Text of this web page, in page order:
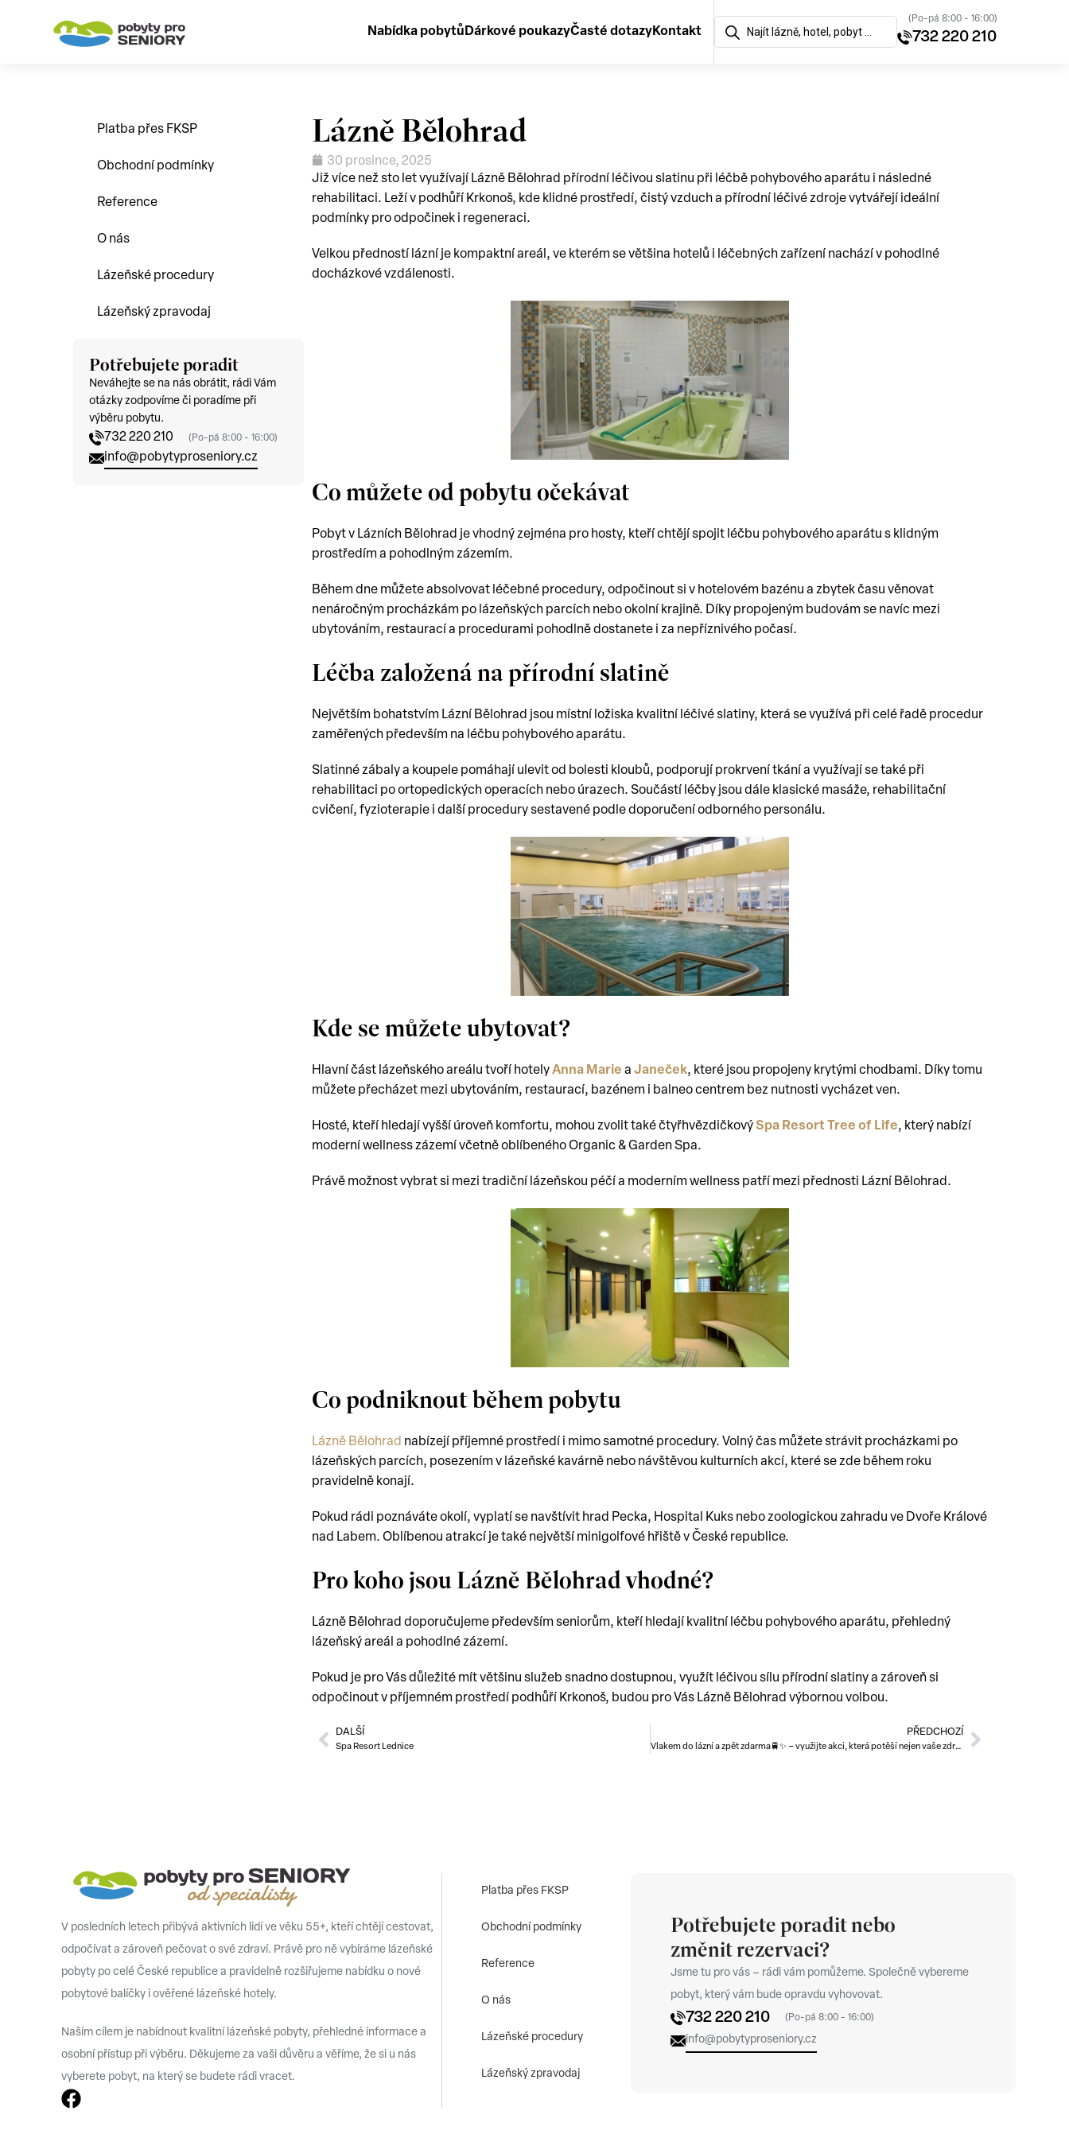
Nabídka pobytů Dárkové poukazyČasté dotazyKontakt
(Po-pá 8:00 - 16:00)
732 220 210
Platba přes FKSP
Obchodní podmínky
Reference
O nás
Lázeňské procedury
Lázeňský zpravodaj
Potřebujete poradit
Neváhejte se na nás obrátit, rádi Vám
otázky zodpovíme či poradíme při
výběru pobytu.
732 220 210 (Po-pá 8:00 - 16:00)
info@pobytyproseniory.cz
Lázně Bělohrad
30 prosince, 2025
Již více než sto let využívají Lázně Bělohrad přírodní léčivou slatinu při léčbě pohybového aparátu i následné
rehabilitaci. Leží v podhůří Krkonoš, kde klidné prostředí, čistý vzduch a přírodní léčivé zdroje vytvářejí ideální
podmínky pro odpočinek i regeneraci.
Velkou předností lázní je kompaktní areál, ve kterém se většina hotelů i léčebných zařízení nachází v pohodlné
docházkové vzdálenosti.
Co můžete od pobytu očekávat
Pobyt v Lázních Bělohrad je vhodný zejména pro hosty, kteří chtějí spojit léčbu pohybového aparátu s klidným
prostředím a pohodlným zázemím.
Během dne můžete absolvovat léčebné procedury, odpočinout si v hotelovém bazénu a zbytek času věnovat
nenáročným procházkám po lázeňských parcích nebo okolní krajině. Díky propojeným budovám se navíc mezi
ubytováním, restaurací a procedurami pohodlně dostanete i za nepříznivého počasí.
Léčba založená na přírodní slatině
Největším bohatstvím Lázní Bělohrad jsou místní ložiska kvalitní léčivé slatiny, která se využívá při celé řadě procedur
zaměřených především na léčbu pohybového aparátu.
Slatinné zábaly a koupele pomáhají ulevit od bolesti kloubů, podporují prokrvení tkání a využívají se také při
rehabilitaci po ortopedických operacích nebo úrazech. Součástí léčby jsou dále klasické masáže, rehabilitační
cvičení, fyzioterapie i další procedury sestavené podle doporučení odborného personálu.
Kde se můžete ubytovat?
Hlavní část lázeňského areálu tvoří hotelyAnna Marie a Janeček, které jsou propojeny krytými chodbami. Díky tomu
můžete přecházet mezi ubytováním, restaurací, bazénem i balneo centrem bez nutnosti vycházet ven.
Hosté, kteří hledají vyšší úroveň komfortu, mohou zvolit také čtyřhvězdičkovýSpa Resort Tree of Life, který nabízí
moderní wellness zázemí včetně oblíbeného Organic & Garden Spa.
Právě možnost vybrat si mezi tradiční lázeňskou péčí a moderním wellness patří mezi přednosti Lázní Bělohrad.
Co podniknout během pobytu
Lázně Bělohrad nabízejí příjemné prostředí i mimo samotné procedury. Volný čas můžete strávit procházkami po
lázeňských parcích, posezením v lázeňské kavárně nebo návštěvou kulturních akcí, které se zde během roku
pravidelně konají.
Pokud rádi poznáváte okolí, vyplatí se navštívit hrad Pecka, Hospital Kuks nebo zoologickou zahradu ve Dvoře Králové
nad Labem. Oblíbenou atrakcí je také největší minigolfové hřiště v České republice.
Pro koho jsou Lázně Bělohrad vhodné?
Lázně Bělohrad doporučujeme především seniorům, kteří hledají kvalitní léčbu pohybového aparátu, přehledný
lázeňský areál a pohodlné zázemí.
Pokud je pro Vás důležité mít většinu služeb snadno dostupnou, využít léčivou sílu přírodní slatiny a zároveň si
odpočinout v příjemném prostředí podhůří Krkonoš, budou pro Vás Lázně Bělohrad výbornou volbou.
DALŠÍ
Spa Resort Lednice
PŘEDCHOZÍ
Vlakem do lázní a zpět zdarma🚆✨ – využijte akci, která potěší nejen vaše zdraví
V posledních letech přibývá aktivních lidí ve věku 55+, kteří chtějí cestovat,
odpočívat a zároveň pečovat o své zdraví. Právě pro ně vybíráme lázeňské
pobyty po celé České republice a pravidelně rozšiřujeme nabídku o nové
pobytové balíčky i ověřené lázeňské hotely.
Naším cílem je nabídnout kvalitní lázeňské pobyty, přehledné informace a
osobní přístup při výběru. Děkujeme za vaši důvěru a věříme, že si u nás
vyberete pobyt, na který se budete rádi vracet.
Platba přes FKSP
Obchodní podmínky
Reference
O nás
Lázeňské procedury
Lázeňský zpravodaj
Potřebujete poradit nebo
změnit rezervaci?
Jsme tu pro vás – rádi vám pomůžeme. Společně vybereme
pobyt, který vám bude opravdu vyhovovat.
732 220 210 (Po-pá 8:00 - 16:00)
info@pobytyproseniory.cz